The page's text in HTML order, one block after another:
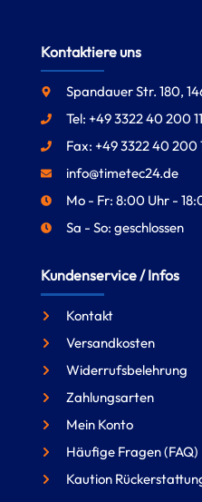
Kontaktiere uns
Spandauer Str. 180,
Tel: +49 3322 40 200
Fax: +49 3322 40 200
info@timetec24.de
Mo - Fr: 8:00 Uhr -
Sa - So: geschlossen
Kundenservice / Infos
Kontakt
Versandkosten
Widerrufsbelehrung
Zahlungsarten
Mein Konto
Häufige Fragen (FAQ)
Kaution